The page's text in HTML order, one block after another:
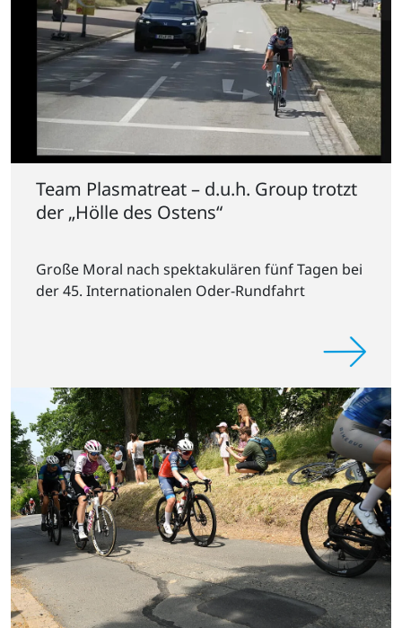
Team Plasmatreat – d.u.h. Group trotzt
der „Hölle des Ostens“
Große Moral nach spektakulären fünf Tagen bei
der 45. Internationalen Oder-Rundfahrt